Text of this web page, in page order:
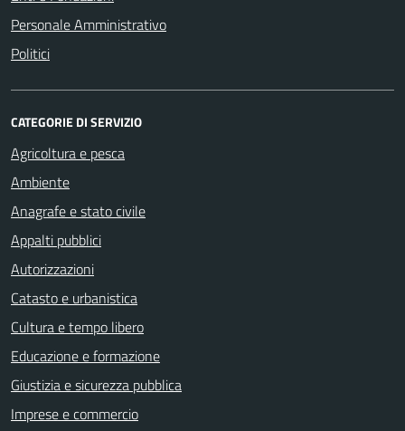
Personale Amministrativo
Politici
CATEGORIE DI SERVIZIO
Agricoltura e pesca
Ambiente
Anagrafe e stato civile
Appalti pubblici
Autorizzazioni
Catasto e urbanistica
Cultura e tempo libero
Educazione e formazione
Giustizia e sicurezza pubblica
Imprese e commercio